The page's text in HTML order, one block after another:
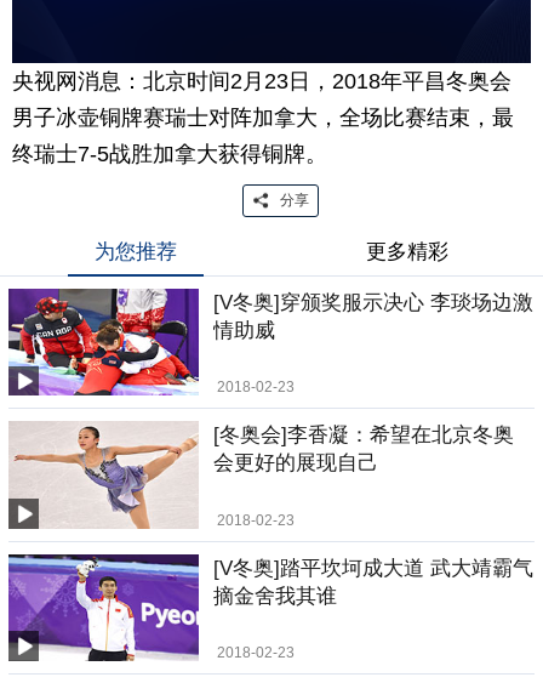
央视网消息：北京时间2月23日，2018年平昌冬奥会
男子冰壶铜牌赛瑞士对阵加拿大，全场比赛结束，最
终瑞士7-5战胜加拿大获得铜牌。
分享
为您推荐 更多精彩
[V冬奥]穿颁奖服示决心 李琰场边激
情助威
2018-02-23
[冬奥会]李香凝：希望在北京冬奥
会更好的展现自己
2018-02-23
[V冬奥]踏平坎坷成大道 武大靖霸气
摘金舍我其谁
2018-02-23